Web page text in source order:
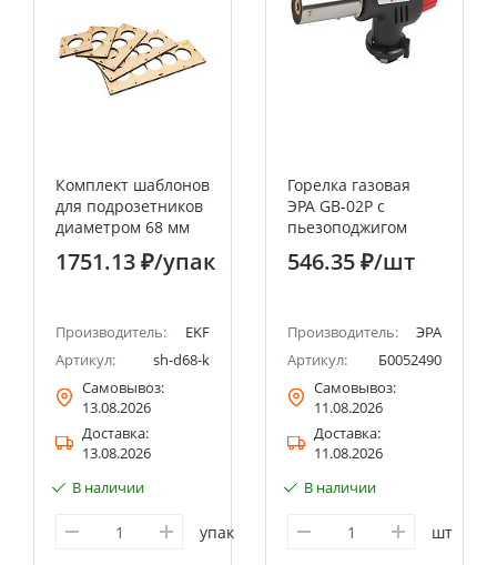
Комплект шаблонов
для подрозетников
диаметром 68 мм
1751.13 ₽/упак
Производитель:
EKF
Артикул:
sh-d68-k
Самовывоз:
13.08.2026
Доставка:
13.08.2026
В наличии
упак
Горелка газовая
ЭРА GB-02P с
пьезоподжигом
установка на
баллон
546.35 ₽/шт
Производитель:
ЭРА
Артикул:
Б0052490
Самовывоз:
11.08.2026
Доставка:
11.08.2026
В наличии
шт